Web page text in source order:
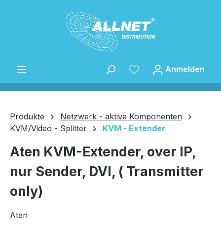
Zum Hauptinhalt springen
Speichern
Anmelden
Produkte
Netzwerk - aktive Komponenten
KVM/Video - Splitter
KVM - Extender
Aten KVM-Extender, over IP,
nur Sender, DVI, ( Transmitter
only)
Aten